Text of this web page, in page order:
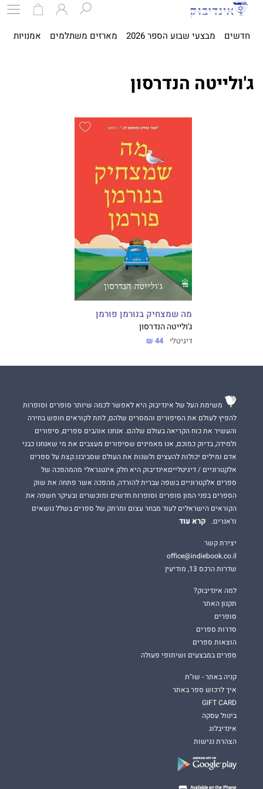
חדשים מבצעי שבוע הספר 2026 מארזים משתלמים אמנויות
ג'ולייטה הנדרסון
מה שמצחיק בנורמן פורמן
ג'ולייטה הנדרסון
דיגיטלי 44 ₪
משימת העל של אינדיבוק היא לאפשר לכמה שיותר סופרים וסופרות
להפיץ לעולם את הסיפורים והמסרים שלהם, לתת לקוראים חופש בחירה
והעשיר את כוח הקריאה בעולם שלהם. אנחנו אוהבים ספרים, סיפורים
ולמידה, בדיוק כמוכם, אנו מאמינים שסיפורים מעצבים את מי שאנחנו כבני
אדם ומילים יכולות להעצים ולשנות את העולם שסביבנו.קצת על ספרים
אלקטרוניים / דיגיטלייםאינדיבוק היא חלק אינטגראלי מהמהפכה של
ספרים אלקטרוניים בשפה עברית להורדה, מהפכה אשר פתחה את שוק
הספרים בפני המון סופרים וסופרות חדשים ומוכשרים ובעיקר חשפה את
הקוראים הישראלים לעוד מבחר עצום ומרתק של ספרים בשלל נושאים
וז'אנרים.
קרא עוד
יצירת קשר
office@indiebook.co.il
שדרות הרכס 13, מודיעין
למה אינדיבוק?
תקנון האתר
סופרים
סדרות ספרים
הוצאות ספרים
ספרים במבצעים ושיתופי פעולה
קניה באתר - שו"ת
איך לרכוש ספר באתר
GIFT CARD
ביטול עסקה
אינדיבלוג
הצהרת נגישות